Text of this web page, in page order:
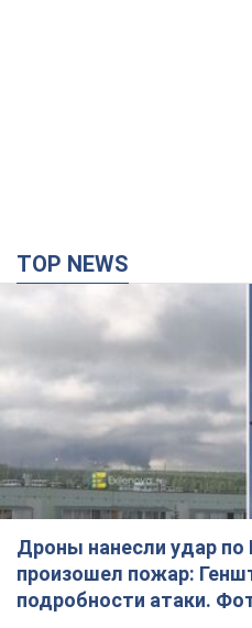
TOP NEWS
Дроны нанесли удар
произошел пожар:
подробности атаки.